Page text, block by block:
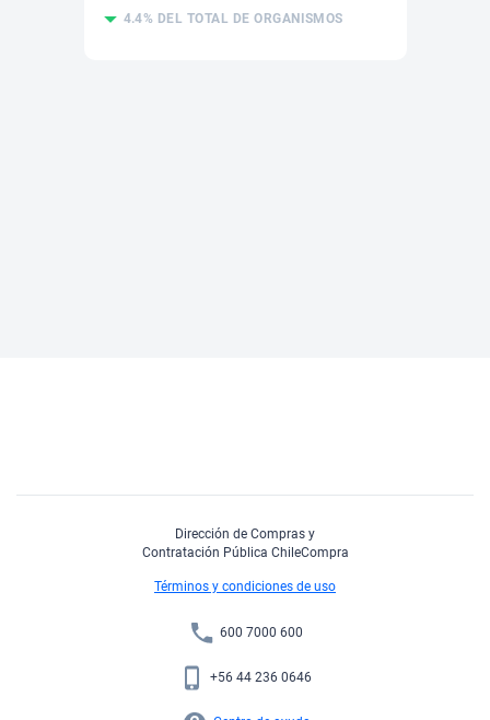
4.4% DEL TOTAL DE ORGANISMOS
Dirección de Compras y
Contratación Pública ChileCompra
Términos y condiciones de uso
600 7000 600
+56 44 236 0646